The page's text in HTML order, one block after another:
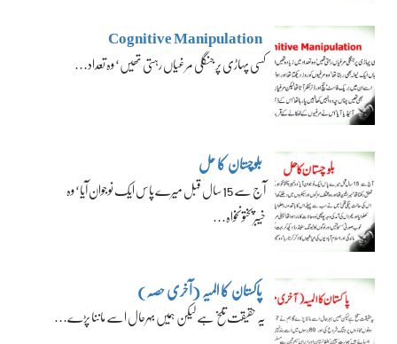
Cognitive Manipulation
کسی پہاڑی پر جنگلی مرغیاں رہتی تھیں‘ وہ تعداد…
بلوچستان کا حل
آج سے 15 سال قبل میرے پاس ایک نوجوان آیا‘ وہ
خیبرپختونخواہ…
پاکستان کا المیہ (آخری حصہ)
یہ حقیقت تلخ ہے لیکن ہمیں بہرحال اسے ماننا پڑے…